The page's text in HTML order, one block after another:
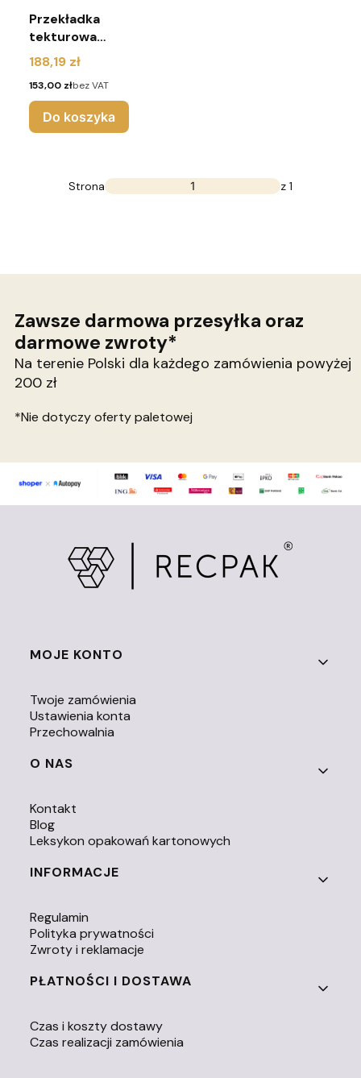
Przekładka
tekturowa
920x730 mm 3W
(pakiet 90 sztuk)
Cena
188,19 zł
Cena
153,00 złbez VAT
Do koszyka
Strona z 1
Zawsze darmowa przesyłka oraz
darmowe zwroty*
Na terenie Polski dla każdego zamówienia powyżej
200 zł
*Nie dotyczy oferty paletowej
Linki w stopce
MOJE KONTO
Twoje zamówienia
Ustawienia konta
Przechowalnia
O NAS
Kontakt
Blog
Leksykon opakowań kartonowych
INFORMACJE
Regulamin
Polityka prywatności
Zwroty i reklamacje
PŁATNOŚCI I DOSTAWA
Czas i koszty dostawy
Czas realizacji zamówienia